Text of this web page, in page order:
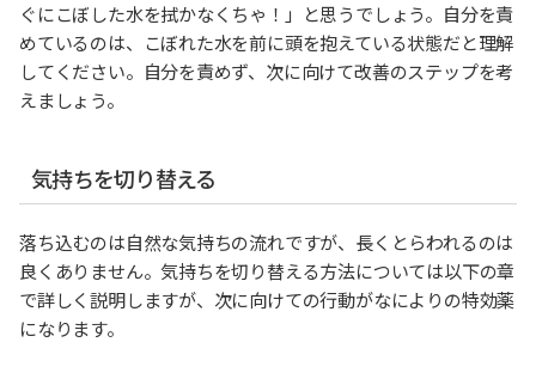
ぐにこぼした水を拭かなくちゃ！」と思うでしょう。自分を責
めているのは、こぼれた水を前に頭を抱えている状態だと理解
してください。自分を責めず、次に向けて改善のステップを考
えましょう。
気持ちを切り替える
落ち込むのは自然な気持ちの流れですが、長くとらわれるのは
良くありません。気持ちを切り替える方法については以下の章
で詳しく説明しますが、次に向けての行動がなによりの特効薬
になります。